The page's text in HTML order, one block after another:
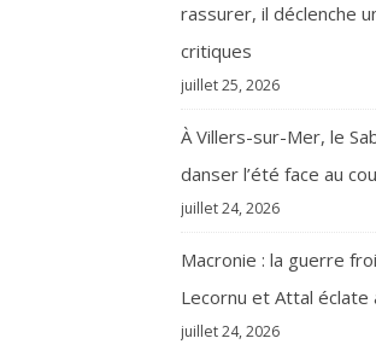
rassurer, il déclenche
critiques
juillet 25, 2026
À Villers-sur-Mer, le
danser l’été face au
juillet 24, 2026
Macronie : la guerre
Lecornu et Attal éclate
juillet 24, 2026